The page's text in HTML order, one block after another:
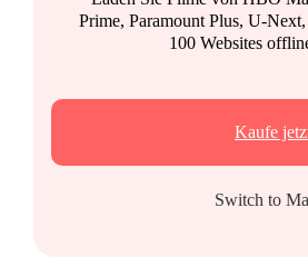
Prime, Paramount Plus, U-
100 Websites
Kaufe
Switch to